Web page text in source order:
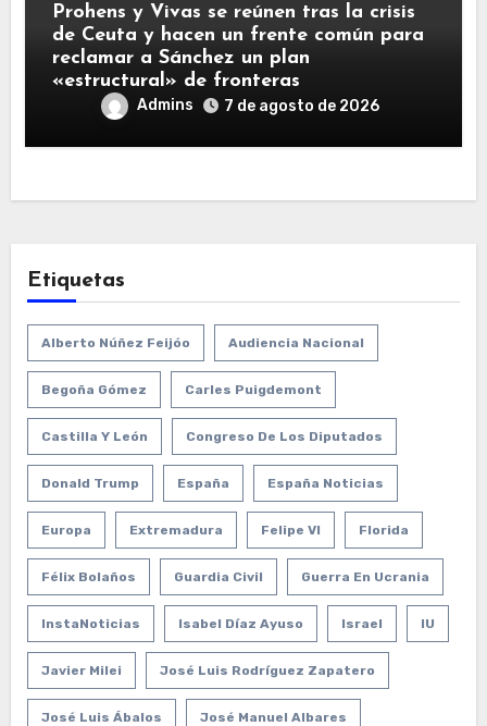
Prohens y Vivas se reúnen tras la crisis
de Ceuta y hacen un frente común para
reclamar a Sánchez un plan
«estructural» de fronteras
Admins 7 de agosto de 2026
Etiquetas
Alberto Núñez Feijóo Audiencia Nacional
Begoña Gómez Carles Puigdemont
Castilla Y León Congreso De Los Diputados
Donald Trump España España Noticias
Europa Extremadura Felipe VI Florida
Félix Bolaños Guardia Civil Guerra En Ucrania
InstaNoticias Isabel Díaz Ayuso Israel IU
Javier Milei José Luis Rodríguez Zapatero
José Luis Ábalos José Manuel Albares